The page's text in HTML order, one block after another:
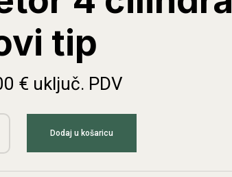
tip
€ uključ. PDV
Dodaj u košaricu